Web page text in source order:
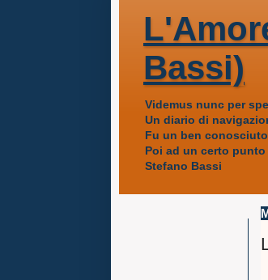
Bassi)
Videmus nunc per
Un diario di
Fu un ben
Poi ad un certo
Stefano Bassi